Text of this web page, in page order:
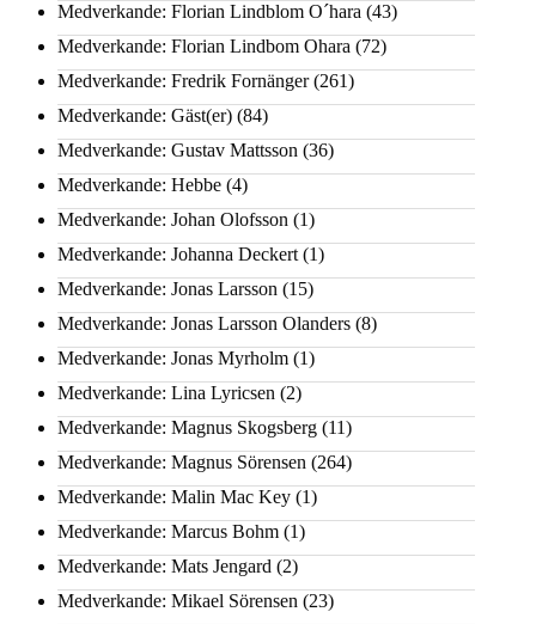
Medverkande: Florian Lindblom O´hara (43)
Medverkande: Florian Lindbom Ohara (72)
Medverkande: Fredrik Fornänger(261)
Medverkande: Gäst(er) (84)
Medverkande: Gustav Mattsson (36)
Medverkande: Hebbe (4)
Medverkande: Johan Olofsson (1)
Medverkande: Johanna Deckert (1)
Medverkande: Jonas Larsson (15)
Medverkande: Jonas Larsson Olanders (8)
Medverkande: Jonas Myrholm (1)
Medverkande: Lina Lyricsen (2)
Medverkande: Magnus Skogsberg (11)
Medverkande: Magnus Sörensen (264)
Medverkande: Malin Mac Key (1)
Medverkande: Marcus Bohm (1)
Medverkande: Mats Jengard (2)
Medverkande: Mikael Sörensen (23)